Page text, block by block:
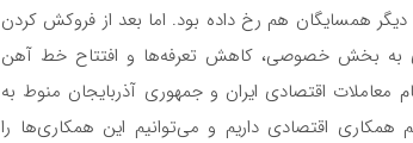
همسایگان هم رخ داده ‌بود. اما بعد از فروکش کردن
به بخش خصوصی، کاهش تعرفه‌ها و افتتاح خط آهن
معاملات اقتصادی ایران و جمهوری آذربایجان منوط به
اقتصادی داریم و می‌توانیم این همکاری‌ها را